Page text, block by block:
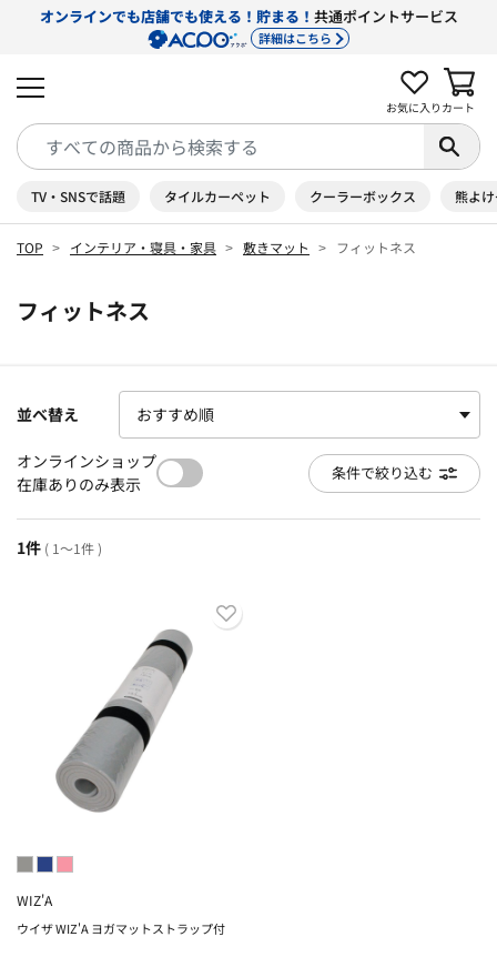
オンラインでも店舗でも使える！貯まる！ 共通ポイントサービス
詳細はこちら
お気に入り カート
TV・SNSで話題 タイルカーペット クーラーボックス 熊よ
TOP インテリア・寝具・家具 敷きマット フィットネス
フィットネス
並べ替え
オンラインショップ
在庫ありのみ表示
条件で絞り込む
1件 ( 1～1件 )
WIZ'A
ウイザ WIZ'A ヨガマットストラップ付